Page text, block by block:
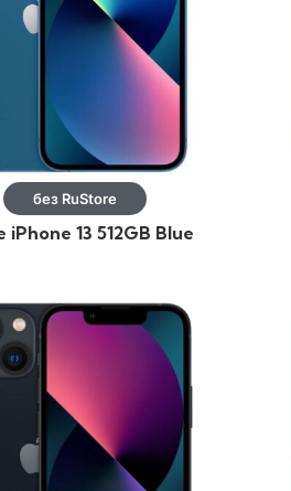
без RuStore
iPhone 13 512GB Blue